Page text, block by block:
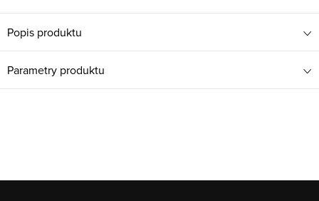
Popis produktu
Parametry produktu